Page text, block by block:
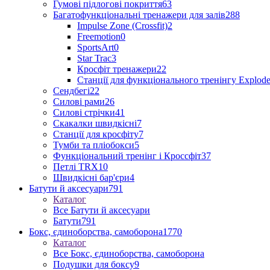
Гумові підлогові покриття63
Багатофункціональні тренажери для залів288
Impulse Zone (Crossfit)2
Freemotion0
SportsArt0
Star Trac3
Кросфіт тренажери22
Станції для функціонального тренінгу Explode
Сендбегі22
Силові рами26
Силові стрічки41
Скакалки швидкісні7
Станції для кросфіту7
Тумби та пліобокси5
Функціональний тренінг і Кроссфіт37
Петлі TRX10
Швидкісні бар'єри4
Батути й аксесуари791
Каталог
Все Батути й аксесуари
Батути791
Бокс, єдиноборства, самоборона1770
Каталог
Все Бокс, єдиноборства, самоборона
Подушки для боксу9